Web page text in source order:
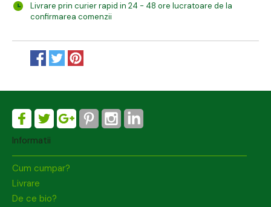
Livrare prin curier rapid in 24 - 48 ore lucratoare de la
confirmarea comenzii
Informatii
Cum cumpar?
Livrare
De ce bio?